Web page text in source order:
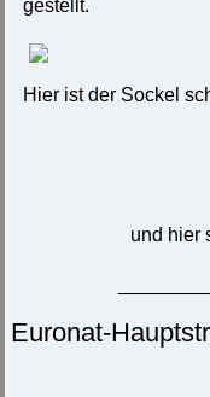
gestellt.
Hier ist der Sockel
und hier
Euronat-